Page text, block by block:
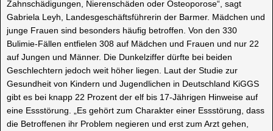
Zahnschädigungen, Nierenschäden oder Osteoporose“, sagt
Gabriela Leyh, Landesgeschäftsführerin der Barmer. Mädchen und
junge Frauen sind besonders häufig betroffen. Von den 330
Bulimie-Fällen entfielen 308 auf Mädchen und Frauen und nur 22
auf Jungen und Männer. Die Dunkelziffer dürfte bei beiden
Geschlechtern jedoch weit höher liegen. Laut der Studie zur
Gesundheit von Kindern und Jugendlichen in Deutschland KiGGS
gibt es bei knapp 22 Prozent der elf bis 17-Jährigen Hinweise auf
eine Essstörung. „Es gehört zum Charakter einer Essstörung, dass
die Betroffenen ihr Problem negieren und erst zum Arzt gehen,